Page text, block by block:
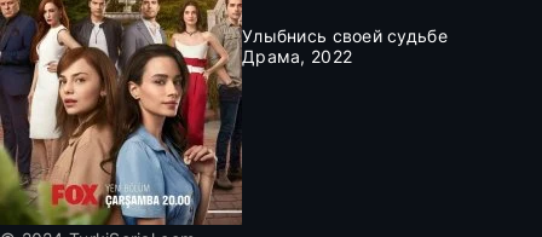
Улыбнись своей судьбе
Драма, 2022